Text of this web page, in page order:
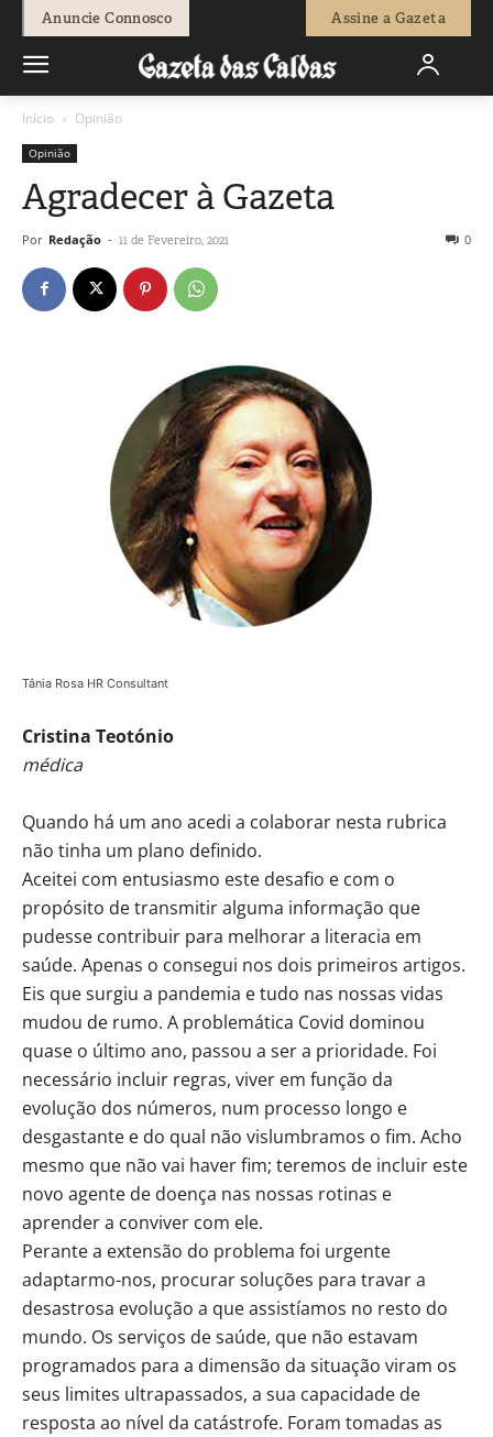
Anuncie Connosco Assine a Gazeta
Início Opinião
Opinião
Agradecer à Gazeta
Por Redação - 11 de Fevereiro, 2021 0
Tânia Rosa HR Consultant
Cristina Teotónio
médica
Quando há um ano acedi a colaborar nesta rubrica
não tinha um plano definido.
Aceitei com entusiasmo este desafio e com o
propósito de transmitir alguma informação que
pudesse contribuir para melhorar a literacia em
saúde. Apenas o consegui nos dois primeiros artigos.
Eis que surgiu a pandemia e tudo nas nossas vidas
mudou de rumo. A problemática Covid dominou
quase o último ano, passou a ser a prioridade. Foi
necessário incluir regras, viver em função da
evolução dos números, num processo longo e
desgastante e do qual não vislumbramos o fim. Acho
mesmo que não vai haver fim; teremos de incluir este
novo agente de doença nas nossas rotinas e
aprender a conviver com ele.
Perante a extensão do problema foi urgente
adaptarmo-nos, procurar soluções para travar a
desastrosa evolução a que assistíamos no resto do
mundo. Os serviços de saúde, que não estavam
programados para a dimensão da situação viram os
seus limites ultrapassados, a sua capacidade de
resposta ao nível da catástrofe. Foram tomadas as